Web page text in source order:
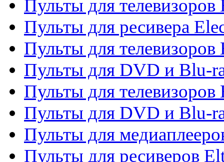
Пульты для телевизоров
Пульты для ресивера
Пульты для телевизоров
Пульты для DVD и Blu-
Пульты для телевизоров
Пульты для DVD и Blu-
Пульты для
Пульты для ресиверов